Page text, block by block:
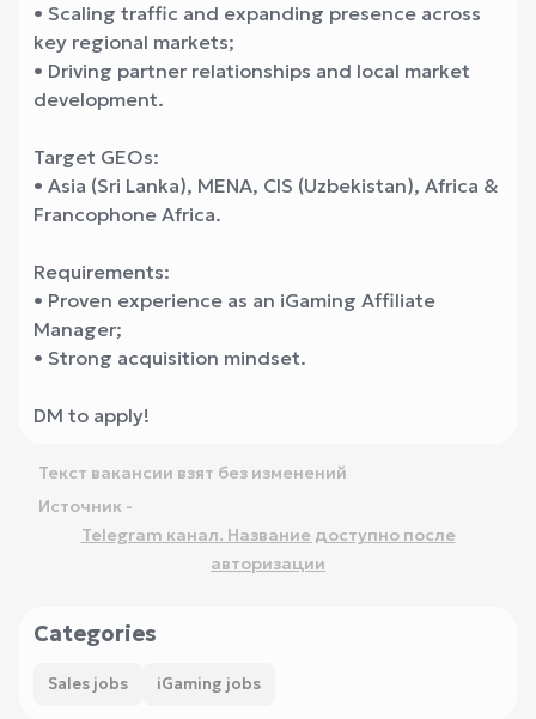
• Scaling traffic and expanding presence across
key regional markets;
• Driving partner relationships and local market
development.
Target GEOs:
• Asia (Sri Lanka), MENA, CIS (Uzbekistan), Africa &
Francophone Africa.
Requirements:
• Proven experience as an iGaming Affiliate
Manager;
• Strong acquisition mindset.
DM to apply!
Текст вакансии взят без изменений
Источник -
Telegram канал. Название доступно после
авторизации
Categories
Sales jobs iGaming jobs